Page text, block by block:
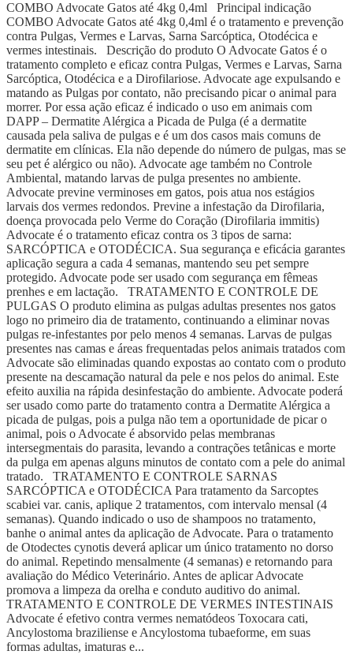
COMBO Advocate Gatos até 4kg 0,4ml Principal indicação
COMBO Advocate Gatos até 4kg 0,4ml é o tratamento e prevenção
contra Pulgas, Vermes e Larvas, Sarna Sarcóptica, Otodécica e
vermes intestinais. Descrição do produto O Advocate Gatos é o
tratamento completo e eficaz contra Pulgas, Vermes e Larvas, Sarna
Sarcóptica, Otodécica e a Dirofilariose. Advocate age expulsando e
matando as Pulgas por contato, não precisando picar o animal para
morrer. Por essa ação eficaz é indicado o uso em animais com
DAPP – Dermatite Alérgica a Picada de Pulga (é a dermatite
causada pela saliva de pulgas e é um dos casos mais comuns de
dermatite em clínicas. Ela não depende do número de pulgas, mas se
seu pet é alérgico ou não). Advocate age também no Controle
Ambiental, matando larvas de pulga presentes no ambiente.
Advocate previne verminoses em gatos, pois atua nos estágios
larvais dos vermes redondos. Previne a infestação da Dirofilaria,
doença provocada pelo Verme do Coração (Dirofilaria immitis)
Advocate é o tratamento eficaz contra os 3 tipos de sarna:
SARCÓPTICA e OTODÉCICA. Sua segurança e eficácia garantes
aplicação segura a cada 4 semanas, mantendo seu pet sempre
protegido. Advocate pode ser usado com segurança em fêmeas
prenhes e em lactação. TRATAMENTO E CONTROLE DE
PULGAS O produto elimina as pulgas adultas presentes nos gatos
logo no primeiro dia de tratamento, continuando a eliminar novas
pulgas re-infestantes por pelo menos 4 semanas. Larvas de pulgas
presentes nas camas e áreas frequentadas pelos animais tratados com
Advocate são eliminadas quando expostas ao contato com o produto
presente na descamação natural da pele e nos pelos do animal. Este
efeito auxilia na rápida desinfestação do ambiente. Advocate poderá
ser usado como parte do tratamento contra a Dermatite Alérgica a
picada de pulgas, pois a pulga não tem a oportunidade de picar o
animal, pois o Advocate é absorvido pelas membranas
intersegmentais do parasita, levando a contrações tetânicas e morte
da pulga em apenas alguns minutos de contato com a pele do animal
tratado. TRATAMENTO E CONTROLE SARNAS
SARCÓPTICA e OTODÉCICA Para tratamento da Sarcoptes
scabiei var. canis, aplique 2 tratamentos, com intervalo mensal (4
semanas). Quando indicado o uso de shampoos no tratamento,
banhe o animal antes da aplicação de Advocate. Para o tratamento
de Otodectes cynotis deverá aplicar um único tratamento no dorso
do animal. Repetindo mensalmente (4 semanas) e retornando para
avaliação do Médico Veterinário. Antes de aplicar Advocate
promova a limpeza da orelha e conduto auditivo do animal.
TRATAMENTO E CONTROLE DE VERMES INTESTINAIS
Advocate é efetivo contra vermes nematódeos Toxocara cati,
Ancylostoma braziliense e Ancylostoma tubaeforme, em suas
formas adultas, imaturas e...